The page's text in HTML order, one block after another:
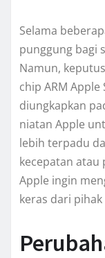
Selama
punggung bagi
Namun,
chip ARM
diungkapkan
niatan Apple
lebih terpadu
kecepatan atau
Apple ingin
keras dari pihak